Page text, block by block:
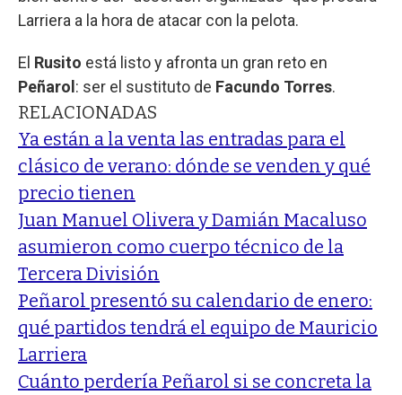
Larriera a la hora de atacar con la pelota.
El Rusito está listo y afronta un gran reto en
Peñarol : ser el sustituto de Facundo Torres.
RELACIONADAS
Ya están a la venta las entradas para el
clásico de verano: dónde se venden y qué
precio tienen
Juan Manuel Olivera y Damián Macaluso
asumieron como cuerpo técnico de la
Tercera División
Peñarol presentó su calendario de enero:
qué partidos tendrá el equipo de Mauricio
Larriera
Cuánto perdería Peñarol si se concreta la